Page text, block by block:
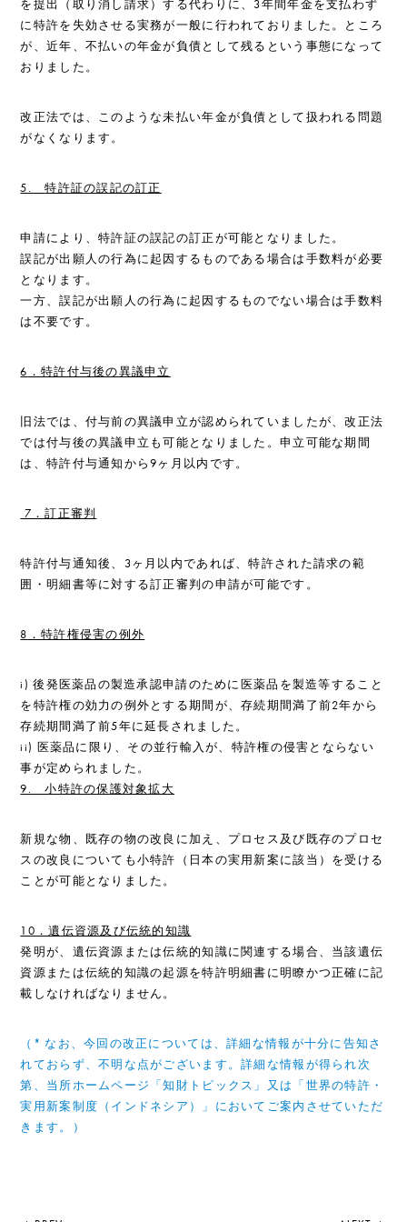
を提出（取り消し請求）する代わりに、3年間年金を支払わず
に特許を失効させる実務が一般に行われておりました。ところ
が、近年、不払いの年金が負債として残るという事態になって
おりました。
改正法では、このような未払い年金が負債として扱われる問題
がなくなります。
5. 特許証の誤記の訂正
申請により、特許証の誤記の訂正が可能となりました。
誤記が出願人の行為に起因するものである場合は手数料が必要
となります。
一方、誤記が出願人の行為に起因するものでない場合は手数料
は不要です。
6 ．特許付与後の異議申立
旧法では、付与前の異議申立が認められていましたが、改正法
では付与後の異議申立も可能となりました。申立可能な期間
は、特許付与通知から9ヶ月以内です。
7 ．訂正審判
特許付与通知後、3ヶ月以内であれば、特許された請求の範
囲・明細書等に対する訂正審判の申請が可能です。
8 ．特許権侵害の例外
i) 後発医薬品の製造承認申請のために医薬品を製造等すること
を特許権の効力の例外とする期間が、存続期間満了前2年から
存続期間満了前5年に延長されました。
ii) 医薬品に限り、その並行輸入が、特許権の侵害とならない
事が定められました。
9.
小特許の保護対象拡大
新規な物、既存の物の改良に加え、プロセス及び既存のプロセ
スの改良についても小特許（日本の実用新案に該当）を受ける
ことが可能となりました。
10 ．遺伝資源及び伝統的知識
発明が、遺伝資源または伝統的知識に関連する場合、当該遺伝
資源または伝統的知識の起源を特許明細書に明瞭かつ正確に記
載しなければなりません。
（* なお、今回の改正については、詳細な情報が十分に告知さ
れておらず、不明な点がございます。詳細な情報が得られ次
第、当所ホームページ「知財トピックス」又は「世界の特許・
実用新案制度（インドネシア）」においてご案内させていただ
きます。）